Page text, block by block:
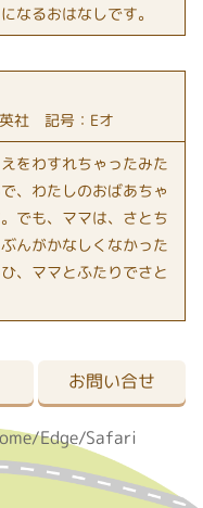
なるおはなしです。
社 記号：Eオ
をわすれちゃったみた
、わたしのおばあちゃ
でも、ママは、さとち
んがかなしくなかった
、ママとふたりでさと
お問い合せ
Edge/Safari